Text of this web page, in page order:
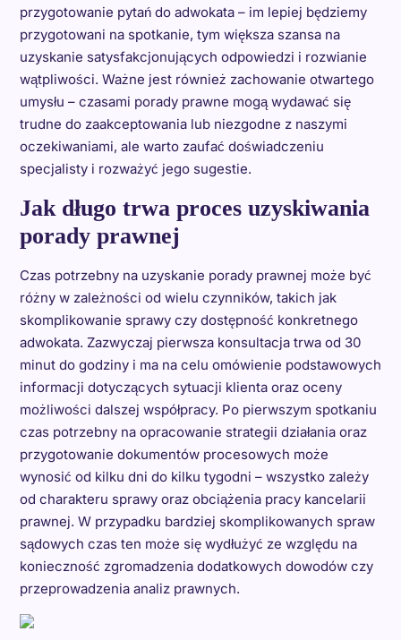
przygotowanie pytań do adwokata – im lepiej będziemy
przygotowani na spotkanie, tym większa szansa na
uzyskanie satysfakcjonujących odpowiedzi i rozwianie
wątpliwości. Ważne jest również zachowanie otwartego
umysłu – czasami porady prawne mogą wydawać się
trudne do zaakceptowania lub niezgodne z naszymi
oczekiwaniami, ale warto zaufać doświadczeniu
specjalisty i rozważyć jego sugestie.
Jak długo trwa proces uzyskiwania
porady prawnej
Czas potrzebny na uzyskanie porady prawnej może być
różny w zależności od wielu czynników, takich jak
skomplikowanie sprawy czy dostępność konkretnego
adwokata. Zazwyczaj pierwsza konsultacja trwa od 30
minut do godziny i ma na celu omówienie podstawowych
informacji dotyczących sytuacji klienta oraz oceny
możliwości dalszej współpracy. Po pierwszym spotkaniu
czas potrzebny na opracowanie strategii działania oraz
przygotowanie dokumentów procesowych może
wynosić od kilku dni do kilku tygodni – wszystko zależy
od charakteru sprawy oraz obciążenia pracy kancelarii
prawnej. W przypadku bardziej skomplikowanych spraw
sądowych czas ten może się wydłużyć ze względu na
konieczność zgromadzenia dodatkowych dowodów czy
przeprowadzenia analiz prawnych.